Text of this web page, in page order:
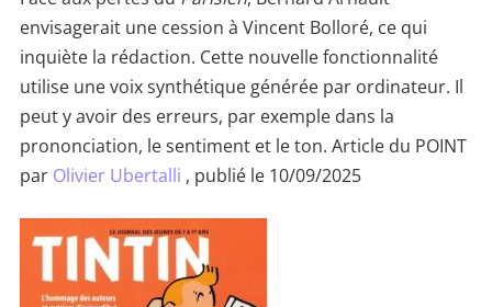
envisagerait une cession à Vincent Bolloré, ce qui
inquiète la rédaction. Cette nouvelle fonctionnalité
utilise une voix synthétique générée par ordinateur. Il
peut y avoir des erreurs, par exemple dans la
prononciation, le sentiment et le ton. Article du POINT
par Olivier Ubertalli , publié le 10/09/2025